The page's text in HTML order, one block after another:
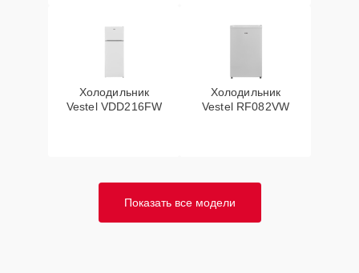
Холодильник
Vestel VDD216FW
Холодильник
Vestel RF082VW
Показать все модели